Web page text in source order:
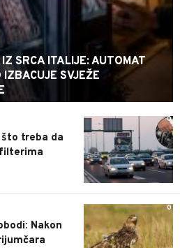
SRCA ITALIJE: AUTOMAT
SVJEŽE
0
treba da
0
Nakon